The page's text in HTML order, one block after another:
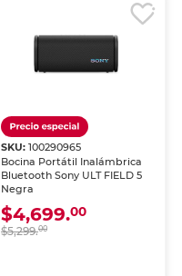
SKU: 100290965
Bocina Portátil Inalámbrica
Bluetooth Sony ULT FIELD 5
Negra
$4,699.00
$5,299.00